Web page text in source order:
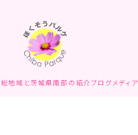
地域と茨城県南部の紹介ブログメディア